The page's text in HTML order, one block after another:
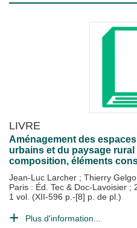
LIVRE
Aménagement des
urbains et du paysage
composition, éléments
Jean-Luc Larcher ; Thierry
Paris : Éd. Tec & Doc-Lavoisier ;
1 vol. (XII-596 p.-[8] p. de pl.)
Plus d'information...